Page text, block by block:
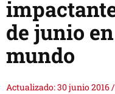
de junio
mundo
Actualizado: 30 junio 2016/